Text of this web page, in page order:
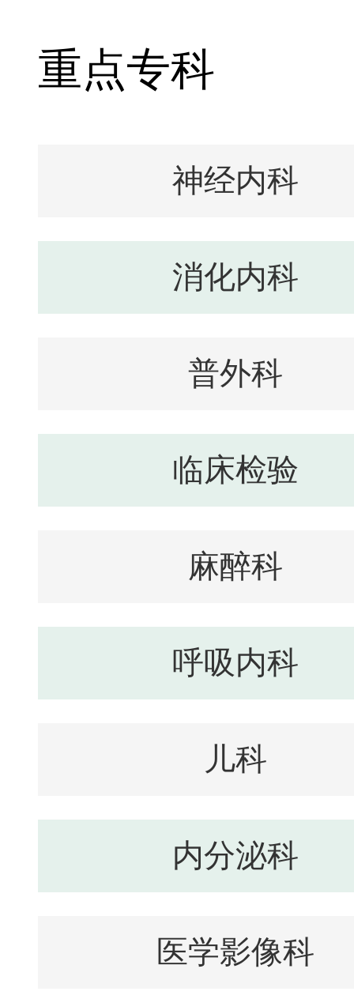
重点专科
神经内科
消化内科
普外科
临床检验
麻醉科
呼吸内科
儿科
内分泌科
医学影像科